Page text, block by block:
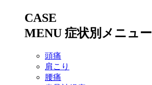
CASE
MENU 症状別メニュー
頭痛
肩こり
腰痛